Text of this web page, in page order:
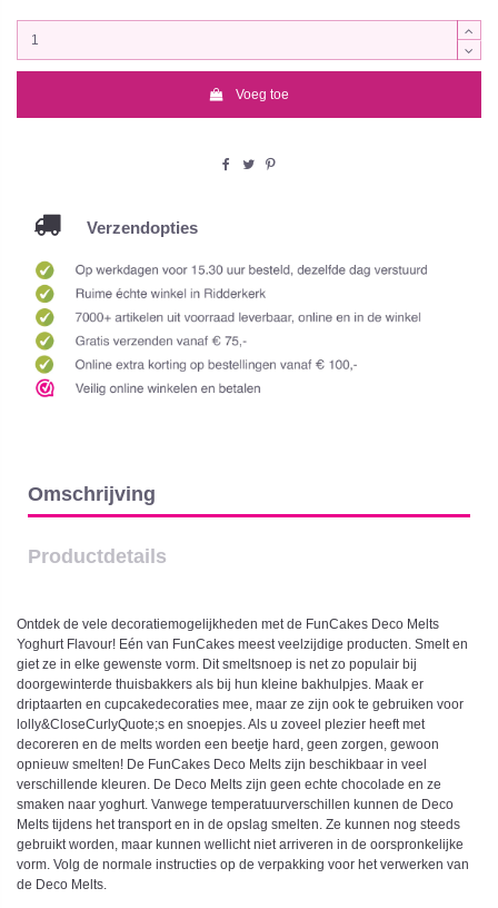
Voeg toe
Verzendopties
Omschrijving
Productdetails
Ontdek de vele decoratiemogelijkheden met de FunCakes Deco Melts
Yoghurt Flavour! Eén van FunCakes meest veelzijdige producten. Smelt en
giet ze in elke gewenste vorm. Dit smeltsnoep is net zo populair bij
doorgewinterde thuisbakkers als bij hun kleine bakhulpjes. Maak er
driptaarten en cupcakedecoraties mee, maar ze zijn ook te gebruiken voor
lolly&CloseCurlyQuote;s en snoepjes. Als u zoveel plezier heeft met
decoreren en de melts worden een beetje hard, geen zorgen, gewoon
opnieuw smelten! De FunCakes Deco Melts zijn beschikbaar in veel
verschillende kleuren. De Deco Melts zijn geen echte chocolade en ze
smaken naar yoghurt. Vanwege temperatuurverschillen kunnen de Deco
Melts tijdens het transport en in de opslag smelten. Ze kunnen nog steeds
gebruikt worden, maar kunnen wellicht niet arriveren in de oorspronkelijke
vorm. Volg de normale instructies op de verpakking voor het verwerken van
de Deco Melts.